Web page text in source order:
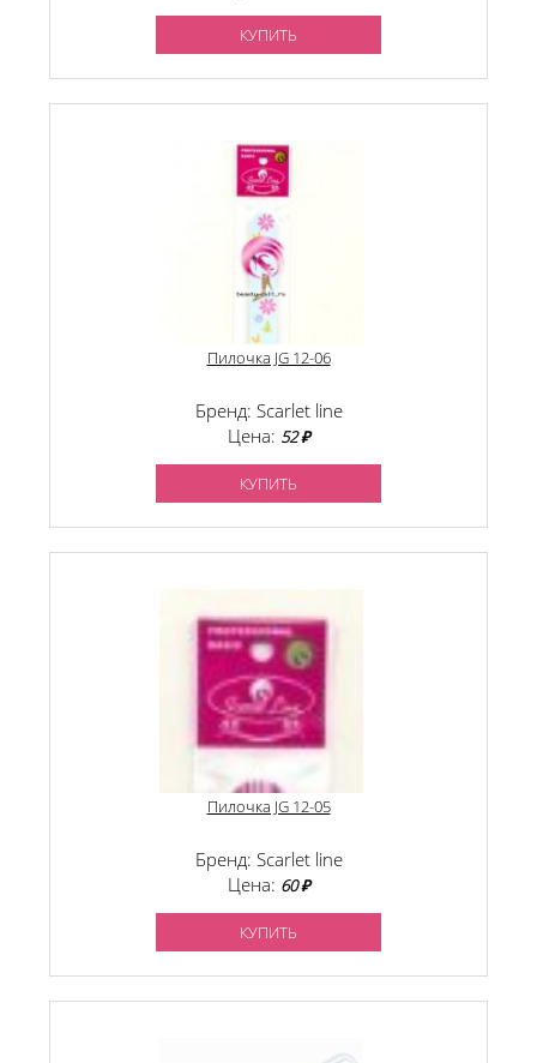
КУПИТЬ
Пилочка JG 12-06
Бренд: Scarlet line
Цена: 52 ₽
КУПИТЬ
Пилочка JG 12-05
Бренд: Scarlet line
Цена: 60 ₽
КУПИТЬ